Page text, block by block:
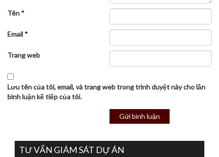
Tên *
Email *
Trang web
Lưu tên của tôi, email, và trang web trong trình duyệt này cho lần
bình luận kế tiếp của tôi.
TƯ VẤN GIÁM SÁT DỰ ÁN